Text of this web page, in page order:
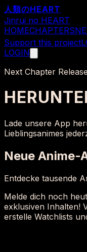
人類のHEART
Jinrui no HEART
HOMECHAPTERS
Support this project
LOGIN
Next Chapter
Lade unsere App
Lieblingsanimes
Neue
Entdecke tausende
Melde dich noch
exklusiven Inhalten!
erstelle Watchlists